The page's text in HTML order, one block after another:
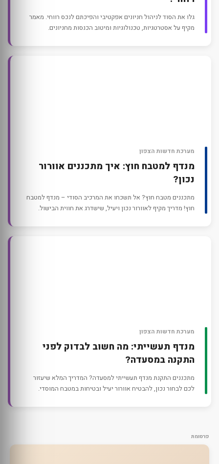
גלו את הסוד לניהול חניונים אפקטיבי והפיכתם לנכס רווחי. מאמר
מקיף על אסטרטגיות, טכנולוגיות ומיטוב הכנסות מחניונים.
מערכת חדשות הצפון
מנדף למטבח חוץ: איך מתכננים אוורור
נכון?
מתכננים מטבח חוץ? אל תשכחו את המרכיב הסודי – מנדף למטבח
חוץ! מדריך מקיף לאוורור נכון ויעיל, שישדרג את חווית הבישול.
מערכת חדשות הצפון
מנדף תעשייתי: מה חשוב לבדוק לפני
התקנה במסעדה?
מתכננים התקנת מנדף תעשייתי למסעדה? המדריך המלא שיעזור
לכם לבחור נכון, להבטיח אוורור יעיל ובטיחות במטבח המוסדי.
פרסומת